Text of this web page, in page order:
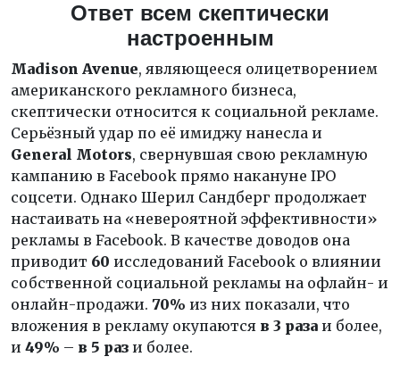
Ответ всем скептически
настроенным
Madison Avenue, являющееся олицетворением
американского рекламного бизнеса,
скептически относится к социальной рекламе.
Серьёзный удар по её имиджу нанесла и
General Motors, свернувшая свою рекламную
кампанию в Facebook прямо накануне IPO
соцсети. Однако Шерил Сандберг продолжает
настаивать на «невероятной эффективности»
рекламы в Facebook. В качестве доводов она
приводит 60 исследований Facebook о влиянии
собственной социальной рекламы на офлайн- и
онлайн-продажи. 70% из них показали, что
вложения в рекламу окупаются в 3 раза и более,
и 49% – в 5 раз и более.